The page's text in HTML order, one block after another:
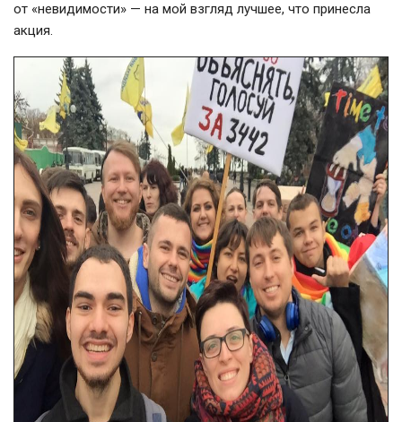
от «невидимости» — на мой взгляд лучшее, что принесла
акция.